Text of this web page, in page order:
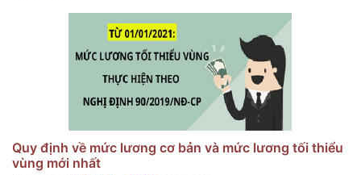
Quy định về mức lương cơ bản và mức lương tối thiểu
vùng mới nhất